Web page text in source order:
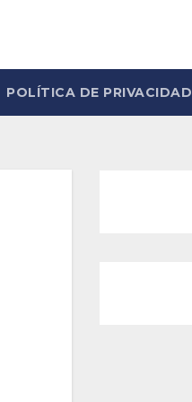
POLÍTICA DE PRIVACIDAD